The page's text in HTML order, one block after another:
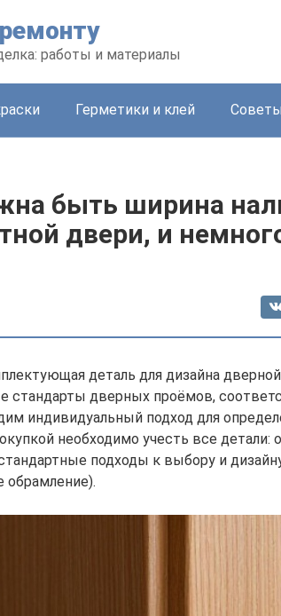
работы и материалы
Герметики и клей Советы
быть ширина
двери, и
деталь для дизайна
стандарты дверных проёмов,
индивидуальный подход для
необходимо учесть все детали:
подходы к выбору и
обрамление).